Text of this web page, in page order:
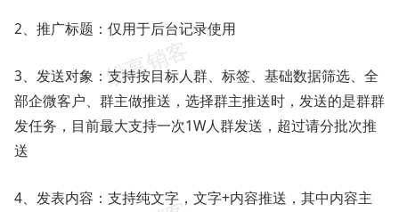
2、推广标题：仅用于后台记录使用
3、发送对象：支持按目标人群、标签、基础数据筛选、全
部企微客户、群主做推送，选择群主推送时，发送的是群群
发任务，目前最大支持一次1W人群发送，超过请分批次推
送
4、发表内容：支持纯文字，文字+内容推送，其中内容主